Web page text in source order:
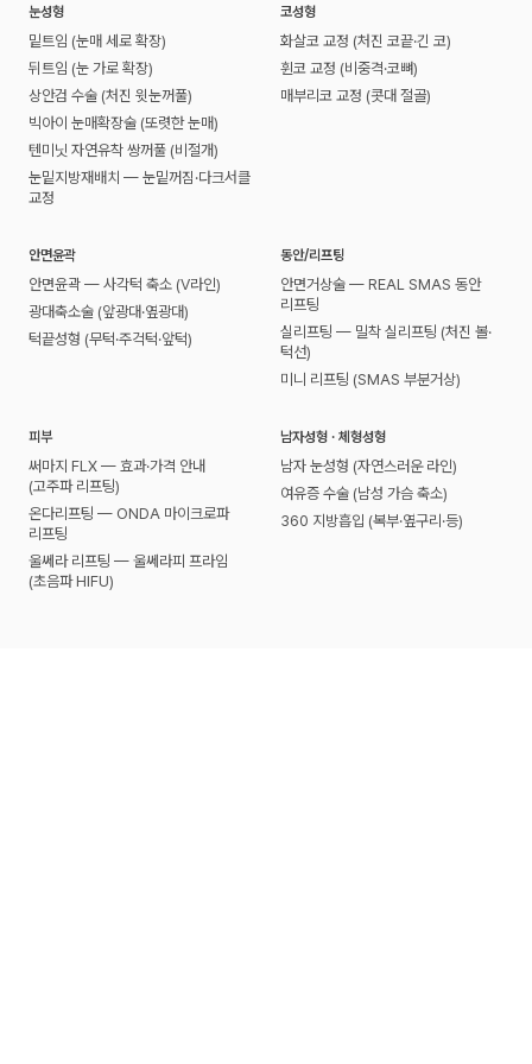
눈성형
밑트임 (눈매 세로 확장)
뒤트임 (눈 가로 확장)
상안검 수술 (처진 윗눈꺼풀)
빅아이 눈매확장술 (또렷한 눈매)
텐미닛 자연유착 쌍꺼풀 (비절개)
눈밑지방재배치 — 눈밑꺼짐·다크서클
교정
코성형
화살코 교정 (처진 코끝·긴 코)
휜코 교정 (비중격·코뼈)
매부리코 교정 (콧대 절골)
안면윤곽
안면윤곽 — 사각턱 축소 (V라인)
광대축소술 (앞광대·옆광대)
턱끝성형 (무턱·주걱턱·앞턱)
동안/리프팅
안면거상술 — REAL SMAS 동안
리프팅
실리프팅 — 밀착 실리프팅 (처진 볼·
턱선)
미니 리프팅 (SMAS 부분거상)
피부
써마지 FLX — 효과·가격 안내
(고주파 리프팅)
온다리프팅 — ONDA 마이크로파
리프팅
울쎄라 리프팅 — 울쎄라피 프라임
(초음파 HIFU)
남자성형 · 체형성형
남자 눈성형 (자연스러운 라인)
여유증 수술 (남성 가슴 축소)
360 지방흡입 (복부·옆구리·등)